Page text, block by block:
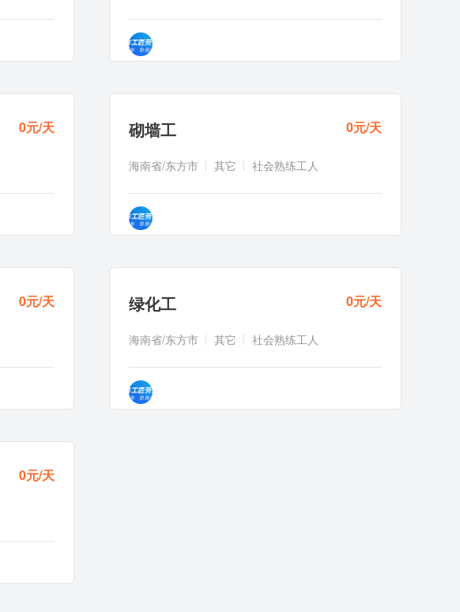
0元/天 砌墙工
海南省/东方市 其它 社会熟练工人
0元/天
0元/天 绿化工
海南省/东方市 其它 社会熟练工人
0元/天
0元/天